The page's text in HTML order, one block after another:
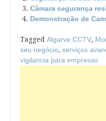
Câmara segurança
Demonstração de
Tagged Algarve CCTV,
seu negócio, serviços
vigilancia para empresas